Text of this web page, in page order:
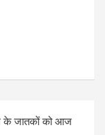
के जातकों को आज